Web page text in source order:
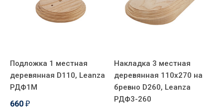
Подложка 1 местная
деревянная D110, Leanza
РДФ1М
660 ₽
Накладка 3 местная
деревянная 110x270 на
бревно D260, Leanza
РДФ3-260